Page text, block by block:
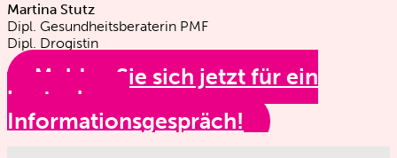
Martina Stutz
Dipl. Gesundheitsberaterin PMF
Dipl. Drogistin
Melden Sie sich jetzt für ein
kostenloses
Informationsgespräch!